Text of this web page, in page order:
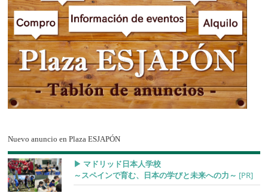
Nuevo anuncio en Plaza ESJAPÓN
▶︎ マドリッド日本人学校
～スペインで育む、日本の学びと未来への力～ [PR]